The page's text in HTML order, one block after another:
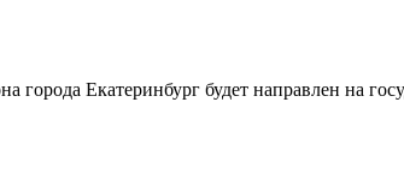
Екатеринбург будет направлен на